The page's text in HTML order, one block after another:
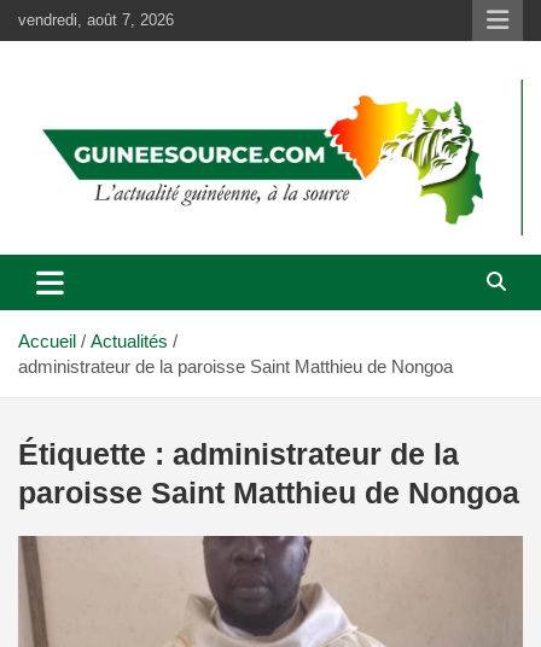
au
vendredi, août 7, 2026
Accueil
Actualités
administrateur de la paroisse Saint Matthieu de Nongoa
Étiquette : administrateur de la
paroisse Saint Matthieu de Nongoa